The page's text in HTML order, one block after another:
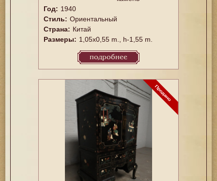
Год: 1940
Стиль: Ориентальный
Страна: Китай
Размеры: 1,05x0,55 m., h-1,55 m.
подробнее